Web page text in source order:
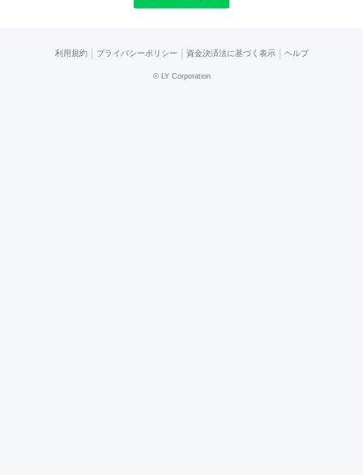
利用規約 プライバシーポリシー 資金決済法に基づく表示 ヘルプ
© LY Corporation